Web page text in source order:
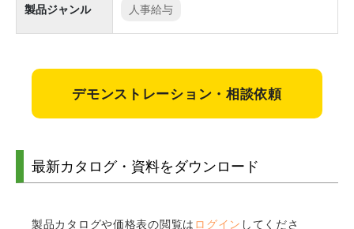
製品ジャンル 人事給与
デモンストレーション・相談依頼
最新カタログ・資料をダウンロード
製品カタログや価格表の閲覧は ログイン してくださ